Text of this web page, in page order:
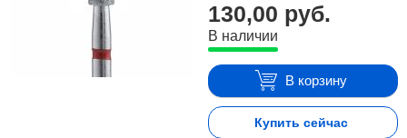
130,00 руб.
В наличии
В корзину
Купить сейчас